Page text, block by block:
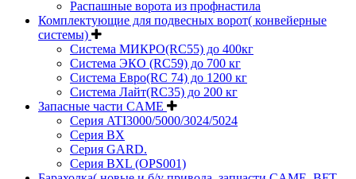
Распашные ворота из профнастила
Комплектующие для подвесных ворот( конвейерные
системы)
Система МИКРО(RC55) до 400кг
Система ЭКО (RC59) до 700 кг
Система Евро(RC 74) до 1200 кг
Система Лайт(RC35) до 200 кг
Запасные части CAME
Серия ATI3000/5000/3024/5024
Серия BX
Серия GARD.
Серия BXL (OPS001)